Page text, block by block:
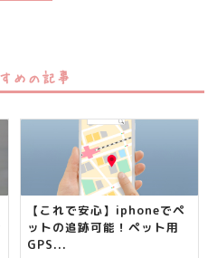
めの記事
【これで安心】iphoneでペ
ットの追跡可能！ペット用
GPS...